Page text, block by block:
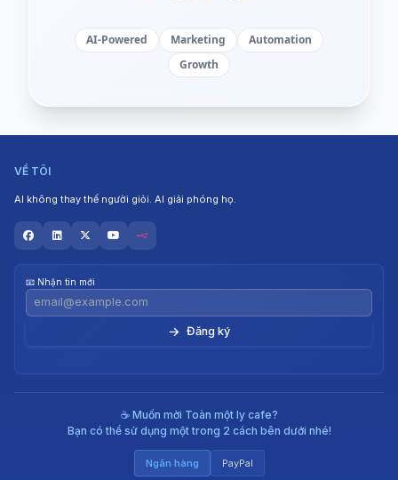
AI-Powered Marketing
Automation
Growth
VỀ TÔI
AI không thay thế người giỏi. AI giải phóng họ.
📧 Nhận tin mới
→
☕ Muốn mời Toàn một ly cafe?
Bạn có thể sử dụng một trong 2 cách bên dưới nhé!
Ngân hàng PayPal